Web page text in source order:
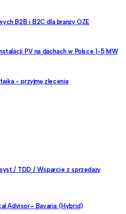
B2B i B2C dla branży OZE
PV na dachach w Polsce 1-5 MW
- przyjmę zlecenia
/ TDD / Wsparcie z sprzedaży
Advisor– Bavaria (Hybrid)